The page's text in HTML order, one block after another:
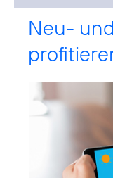
Neu-